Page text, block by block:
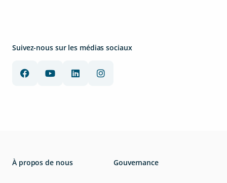
Suivez-nous sur les médias sociaux
À propos de nous Gouvernance